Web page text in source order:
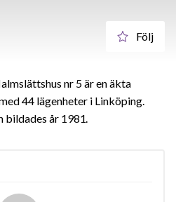
Följ
nr 5 är en äkta
44 lägenheter i Linköping.
bildades år 1981